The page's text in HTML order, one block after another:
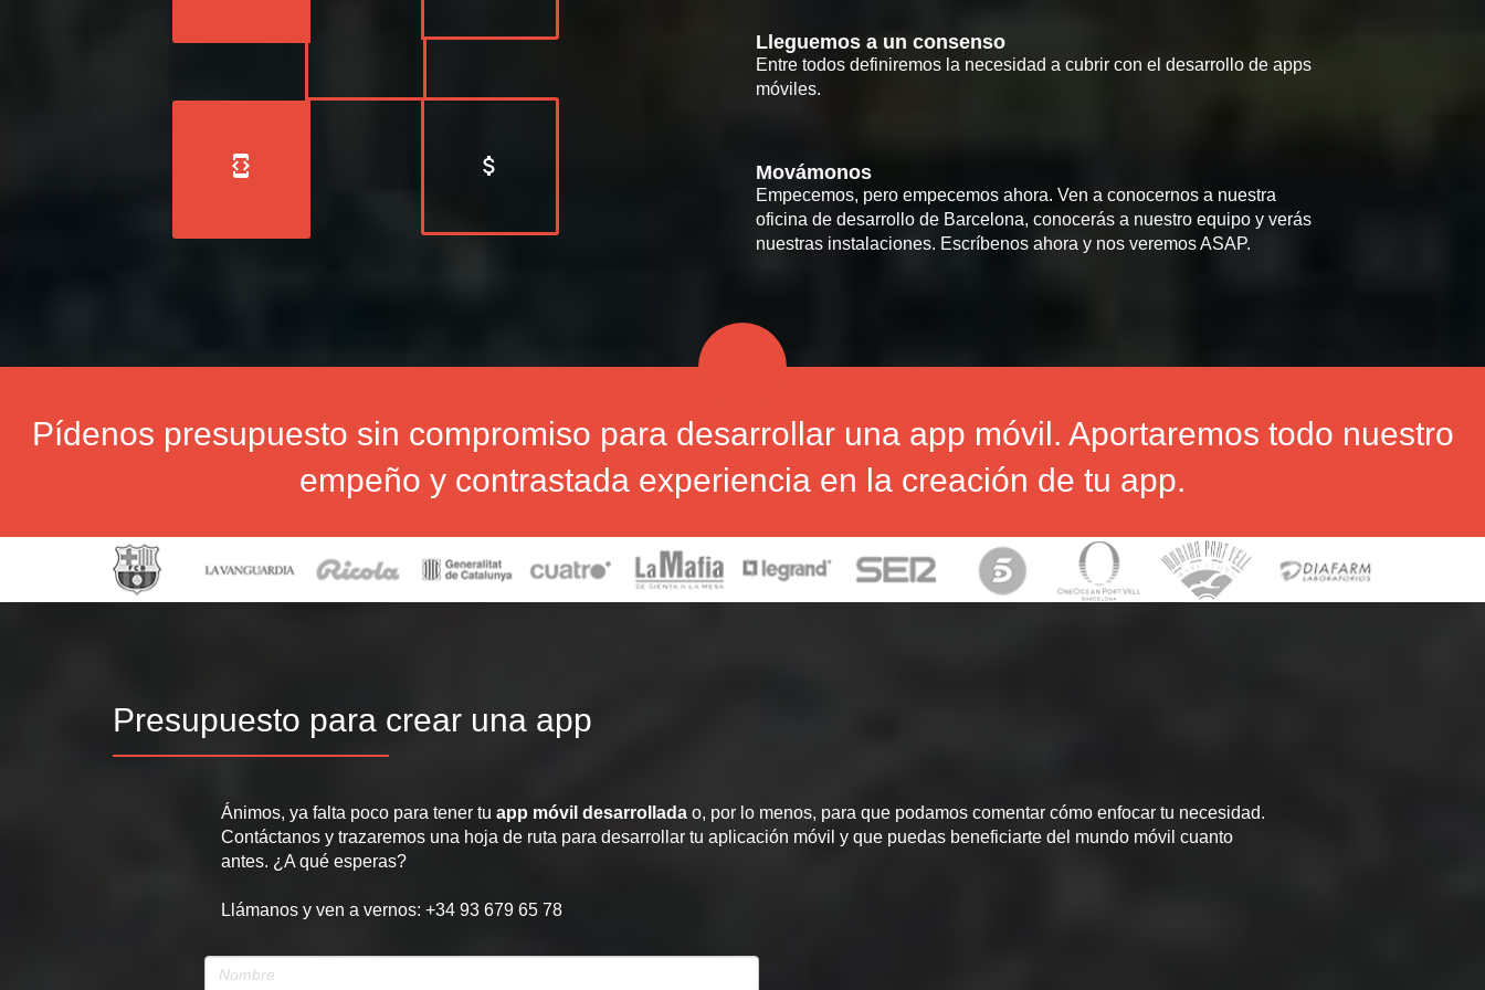
developer_mode attach_money
Lleguemos a un consenso
Entre todos definiremos la necesidad a cubrir con el desarrollo de apps
móviles.
Movámonos
Empecemos, pero empecemos ahora. Ven a conocernos a nuestra
oficina de desarrollo de Barcelona, conocerás a nuestro equipo y verás
nuestras instalaciones. Escríbenos ahora y nos veremos ASAP.
Pídenos presupuesto sin compromiso para desarrollar una app móvil. Aportaremos todo nuestro
empeño y contrastada experiencia en la creación de tu app.
Presupuesto para crear una app
Ánimos, ya falta poco para tener tu app móvil desarrolladao, por lo menos, para que podamos comentar cómo enfocar tu necesidad.
Contáctanos y trazaremos una hoja de ruta para desarrollar tu aplicación móvil y que puedas beneficiarte del mundo móvil cuanto
antes. ¿A qué esperas?
Llámanos y ven a vernos: +34 93 679 65 78